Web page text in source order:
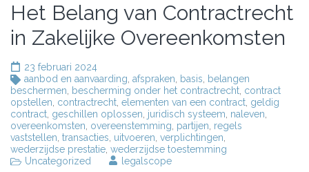
Het Belang van Contractrecht
in Zakelijke Overeenkomsten
23 februari 2024
aanbod en aanvaarding afspraken basis
belangen
beschermen
bescherming onder het contractrecht contract
opstellen contractrecht elementen van een contract geldig
contract geschillen oplossen juridisch systeem naleven
overeenkomsten overeenstemming partijen regels
vaststellen transacties uitvoeren verplichtingen
wederzijdse prestatie wederzijdse toestemming
Uncategorized
legalscope